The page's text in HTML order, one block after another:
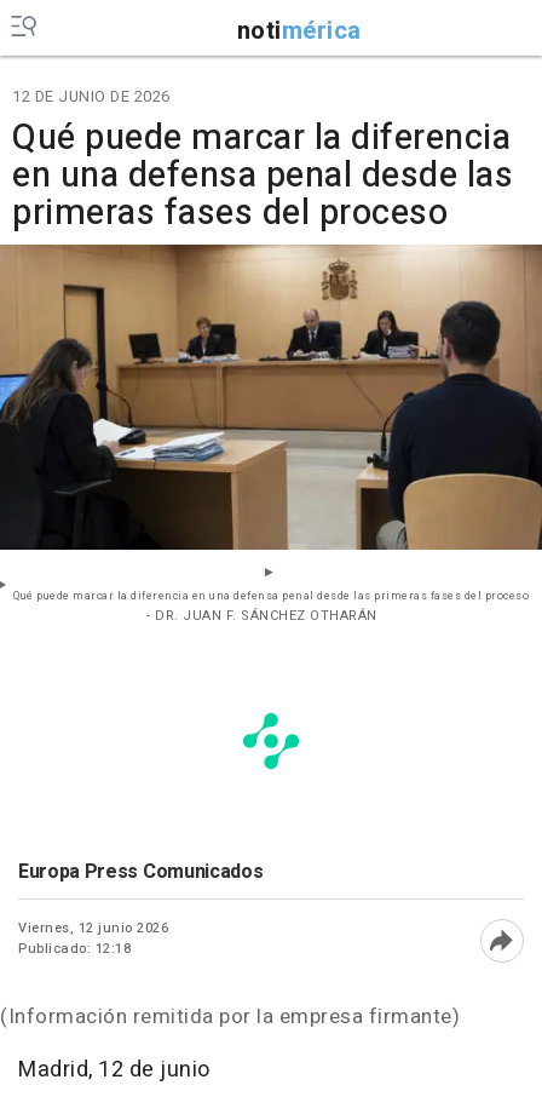
notimérica
12 DE JUNIO DE 2026
Qué puede marcar la diferencia
en una defensa penal desde las
primeras fases del proceso
Qué puede marcar la diferencia en una defensa penal desde las primeras fases del proceso
- DR. JUAN F. SÁNCHEZ OTHARÁN
Europa Press Comunicados
Viernes, 12 junio 2026
Publicado: 12:18
(Información remitida por la empresa firmante)
Madrid, 12 de junio